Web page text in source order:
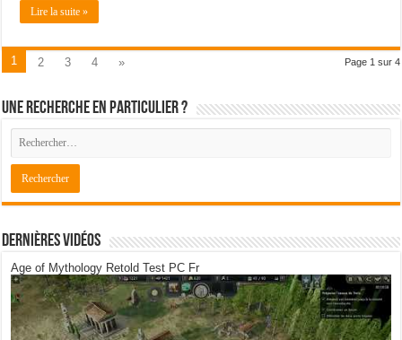
Lire la suite »
Page 1 sur 4
1 2 3 4 »
Une recherche en particulier ?
Dernières Vidéos
Age of Mythology Retold Test PC Fr